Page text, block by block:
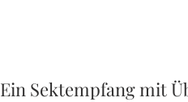
Ein Sektempfang mit